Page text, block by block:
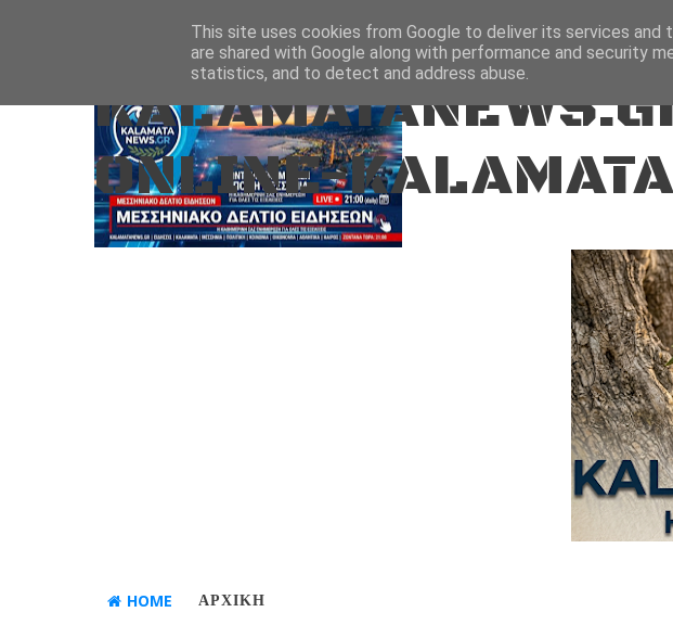
Aug 8, 2026
ONLINE-
HOME ΑΡΧΙΚΗ
This site uses cookies from Google to deliver its services and
are shared with Google along with performance and security
statistics, and to detect and address abuse.